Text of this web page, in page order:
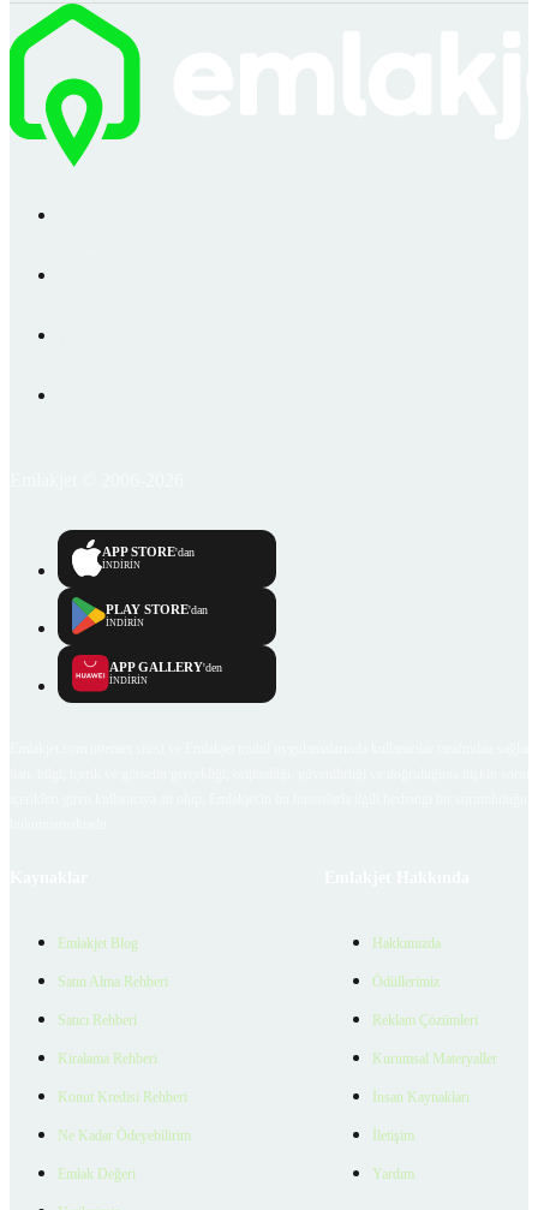
APP STORE'dan
İNDİRİN
PLAY STORE'dan
İNDİRİN
APP GALLERY'den
İNDİRİN
Emlakjet Blog
Satın Alma Rehberi
Satıcı Rehberi
Kiralama Rehberi
Konut Kredisi Rehberi
Ne Kadar Ödeyebilirim
Emlak Değeri
Hakkımızda
Ödüllerimiz
Reklam Çözümleri
Kurumsal Materyaller
İnsan Kaynakları
İletişim
Yardım